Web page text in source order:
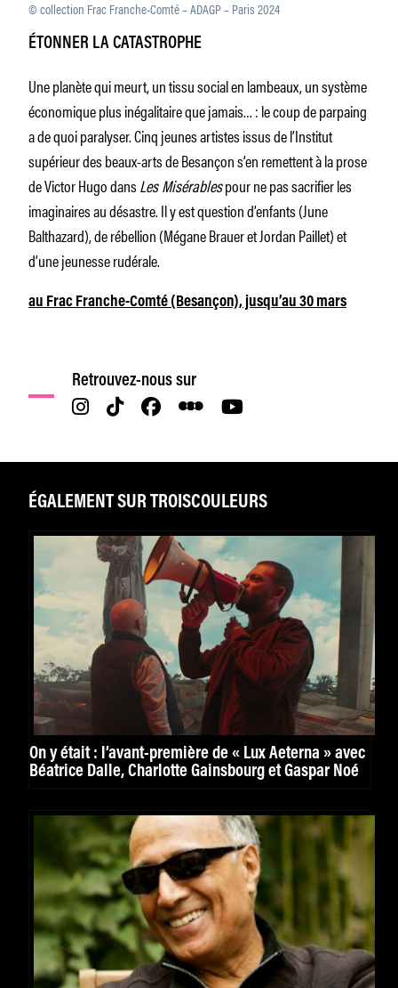
© collection Frac Franche-Comté – ADAGP – Paris 2024
ÉTONNER LA CATASTROPHE
Une planète qui meurt, un tissu social en lambeaux, un système
économique plus inégalitaire que jamais… : le coup de parpaing
a de quoi paralyser. Cinq jeunes artistes issus de l’Institut
supérieur des beaux-arts de Besançon s’en remettent à la prose
de Victor Hugo dansLes Misérablespour ne pas sacrifier les
imaginaires au désastre. Il y est question d’enfants (June
Balthazard), de rébellion (Mégane Brauer et Jordan Paillet) et
d’une jeunesse rudérale.
au Frac Franche-Comté (Besançon), jusqu’au 30 mars
Retrouvez-nous sur
ÉGALEMENT SUR TROISCOULEURS
On y était : l’avant-première de « Lux Aeterna » avec
Béatrice Dalle, Charlotte Gainsbourg et Gaspar Noé